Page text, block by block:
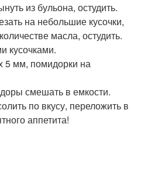
из бульона, остудить.
на небольшие кусочки,
масла, остудить.
кусочками.
5 мм, помидорки на
смешать в емкости.
по вкусу, переложить в
аппетита!